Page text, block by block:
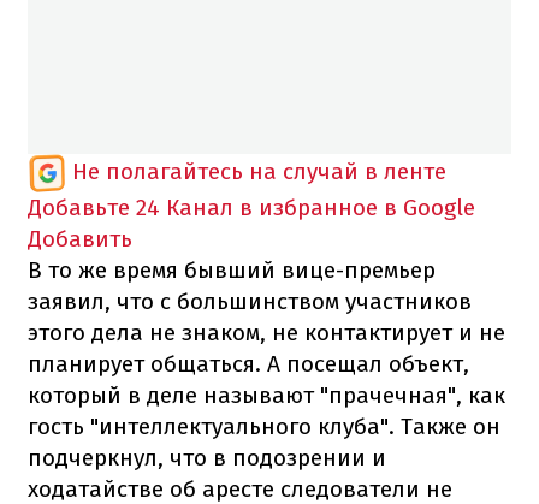
Не полагайтесь на случай в ленте
Добавьте 24 Канал в избранное в Google
Добавить
В то же время бывший вице-премьер
заявил, что с большинством участников
этого дела не знаком, не контактирует и не
планирует общаться. А посещал объект,
который в деле называют "прачечная", как
гость "интеллектуального клуба". Также он
подчеркнул, что в подозрении и
ходатайстве об аресте следователи не